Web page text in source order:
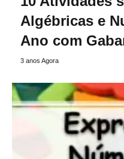
Algébricas e
Ano com
3 anos Agora